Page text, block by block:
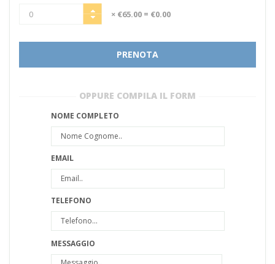
× €65.00 = €0.00
PRENOTA
OPPURE COMPILA IL FORM
NOME COMPLETO
EMAIL
TELEFONO
MESSAGGIO